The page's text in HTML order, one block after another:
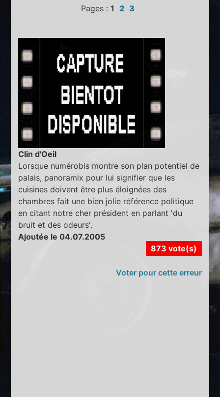
Pages : 1 2 3
Clin d'Oeil
Lorsque numérobis montre son plan potentiel de
palais, panoramix pour lui signifier que les
cuisines doivent être plus éloignées des
chambres fait une bien jolie référence politique
en citant notre cher président en parlant 'du
bruit et des odeurs'.
Ajoutée le 04.07.2005
873 vote(s)
Voter pour cette erreur